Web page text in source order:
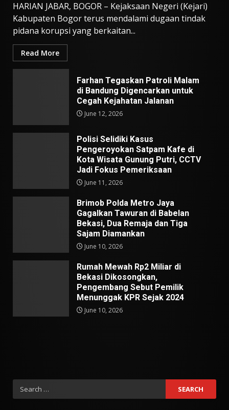
HARIAN JABAR, BOGOR – Kejaksaan Negeri (Kejari)
Kabupaten Bogor terus mendalami dugaan tindak
pidana korupsi yang berkaitan...
Read More
Farhan Tegaskan Patroli Malam
di Bandung Digencarkan untuk
Cegah Kejahatan Jalanan
June 12, 2026
Polisi Selidiki Kasus
Pengeroyokan Satpam Kafe di
Kota Wisata Gunung Putri, CCTV
Jadi Fokus Pemeriksaan
June 11, 2026
Brimob Polda Metro Jaya
Gagalkan Tawuran di Babelan
Bekasi, Dua Remaja dan Tiga
Sajam Diamankan
June 10, 2026
Rumah Mewah Rp2 Miliar di
Bekasi Dikosongkan,
Pengembang Sebut Pemilik
Menunggak KPR Sejak 2024
June 10, 2026
Search
for: